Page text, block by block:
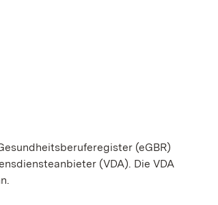
(eGBR)
(VDA). Die VDA